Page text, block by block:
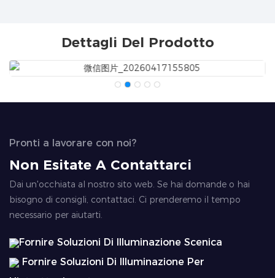
Dettagli Del Prodotto
Pronti a lavorare con noi?
Non Esitate A Contattarci
Dai un'occhiata al nostro sito web. Se hai domande o hai
bisogno di consigli, contattaci. Ci prenderemo il tempo
necessario per aiutarti.
Fornire Soluzioni Di Illuminazione Scenica
Fornire Soluzioni Di Illuminazione Per